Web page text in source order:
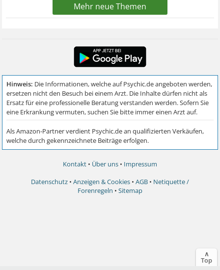
Mehr neue Themen
Kontakt • Über uns • Impressum
Datenschutz • Anzeigen & Cookies • AGB • Netiquette /
Forenregeln • Sitemap
∧
Top